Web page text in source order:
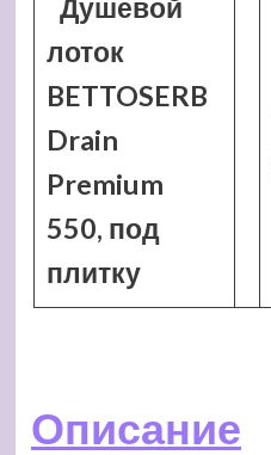
Душевой
лоток
BETTOSERB
Drain
Premium
550, под
плитку
Описание